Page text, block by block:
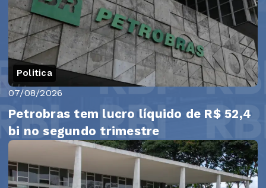
Politica
07/08/2026
Petrobras tem lucro líquido de R$ 52,4
bi no segundo trimestre